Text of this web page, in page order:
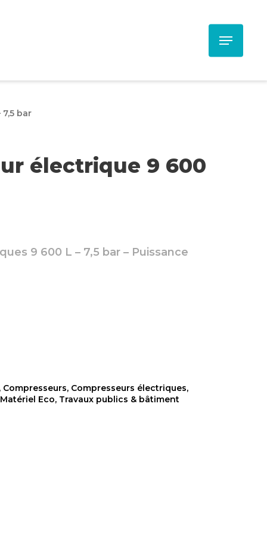
Menu
bar
électrique 9 600
9 600 L – 7,5 bar – Puissance
Compresseurs, Compresseurs électriques,
Matériel Eco, Travaux publics & bâtiment